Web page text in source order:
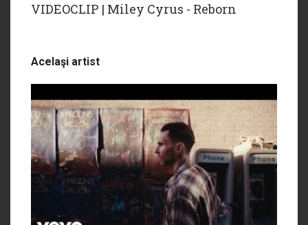
VIDEOCLIP | Miley Cyrus - Reborn
Acelaşi artist